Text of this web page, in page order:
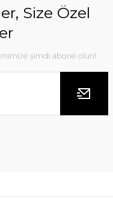
Size Özel
şimdi abone olun!